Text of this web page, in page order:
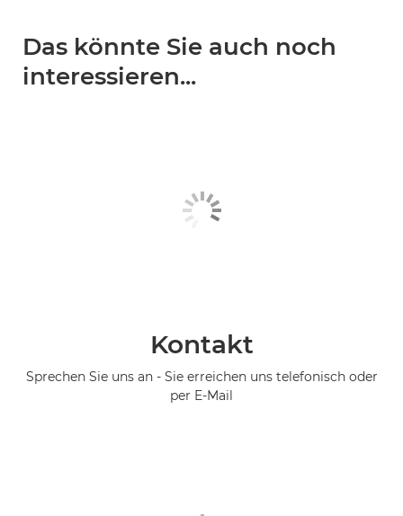
Das könnte Sie auch noch
interessieren...
Kontakt
Sprechen Sie uns an - Sie erreichen uns telefonisch oder
per E-Mail